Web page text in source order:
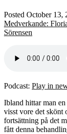
Posted October 13,
Medverkande:
Sörensen
Podcast: Play in
Ibland hittar man
visst vore det skönt
fortsättning på det
fått denna